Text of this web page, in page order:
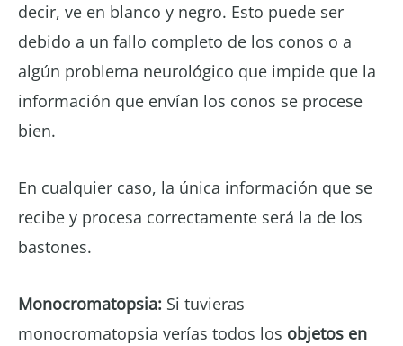
decir, ve en blanco y negro. Esto puede ser
debido a un fallo completo de los conos o a
algún problema neurológico que impide que la
información que envían los conos se procese
bien.
En cualquier caso, la única información que se
recibe y procesa correctamente será la de los
bastones.
Monocromatopsia: Si tuvieras
monocromatopsia verías todos los objetos en